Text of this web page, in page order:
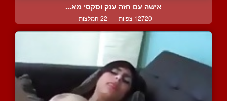
אישה עם חזה ענק וסקסי מא...
12720 צפיות | 22 המלצות